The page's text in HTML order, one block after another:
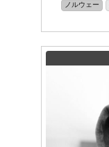
ノルウェー